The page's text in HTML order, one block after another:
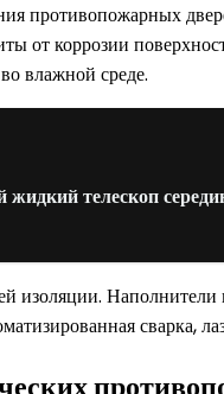
противопожарных
от коррозии
влажной среде.
телескоп
изоляции.
сварка,